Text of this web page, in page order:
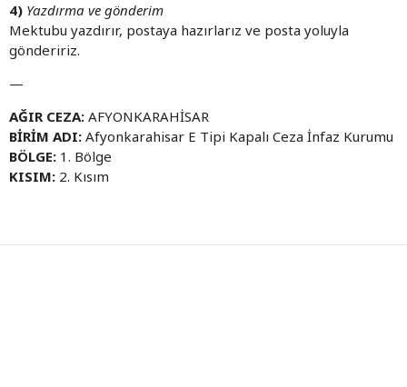
4) Yazdırma ve gönderim
Mektubu yazdırır, postaya hazırlarız ve posta yoluyla
göndeririz.
—
AĞIR CEZA: AFYONKARAHİSAR
BİRİM ADI: Afyonkarahisar E Tipi Kapalı Ceza İnfaz Kurumu
BÖLGE: 1. Bölge
KISIM: 2. Kısım